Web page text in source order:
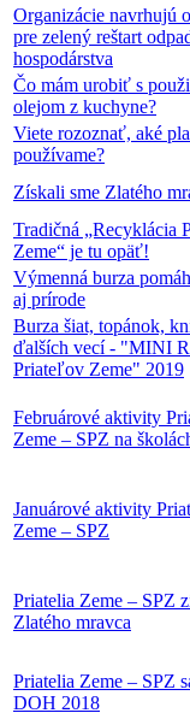
Organizácie navrhujú
pre zelený reštart
hospodárstva
Čo mám urobiť s
olejom z kuchyne?
Viete rozoznať, aké
používame?
Získali sme Zlatého
Tradičná „Recyklácia
Zeme“ je tu opäť!
Výmenná burza
aj prírode
Burza šiat, topánok,
ďalších vecí - "MINI
Priateľov Zeme" 2019
Februárové aktivity
Zeme – SPZ na
Januárové aktivity
Zeme – SPZ
Priatelia Zeme – SPZ
Zlatého mravca
Priatelia Zeme – SPZ
DOH 2018